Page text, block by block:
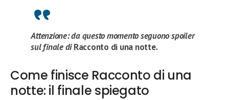
Attenzione: da questo momento seguono spoiler
sul finale diRacconto di una notte.
Come finisce Racconto di una
notte: il finale spiegato